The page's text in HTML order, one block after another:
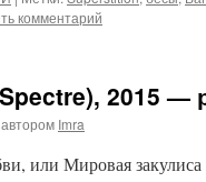
комментарий
2015 —
автором Imra
или Мировая